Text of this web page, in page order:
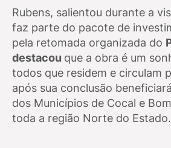
Rubens, salientou durante a
faz parte do pacote de
pela retomada organizada do
destacou que a obra é um
todos que residem e circulam
após sua conclusão
dos Municípios de Cocal e
toda a região Norte do Estado.